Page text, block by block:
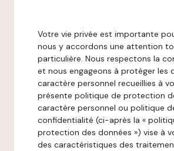
Votre vie privée est importante
nous y accordons une attention
particulière. Nous respectons la
et nous engageons à protéger les
caractère personnel recueillies à
présente politique de protection
caractère personnel ou politique
confidentialité (ci-après la «
protection des données ») vise à
des caractéristiques des